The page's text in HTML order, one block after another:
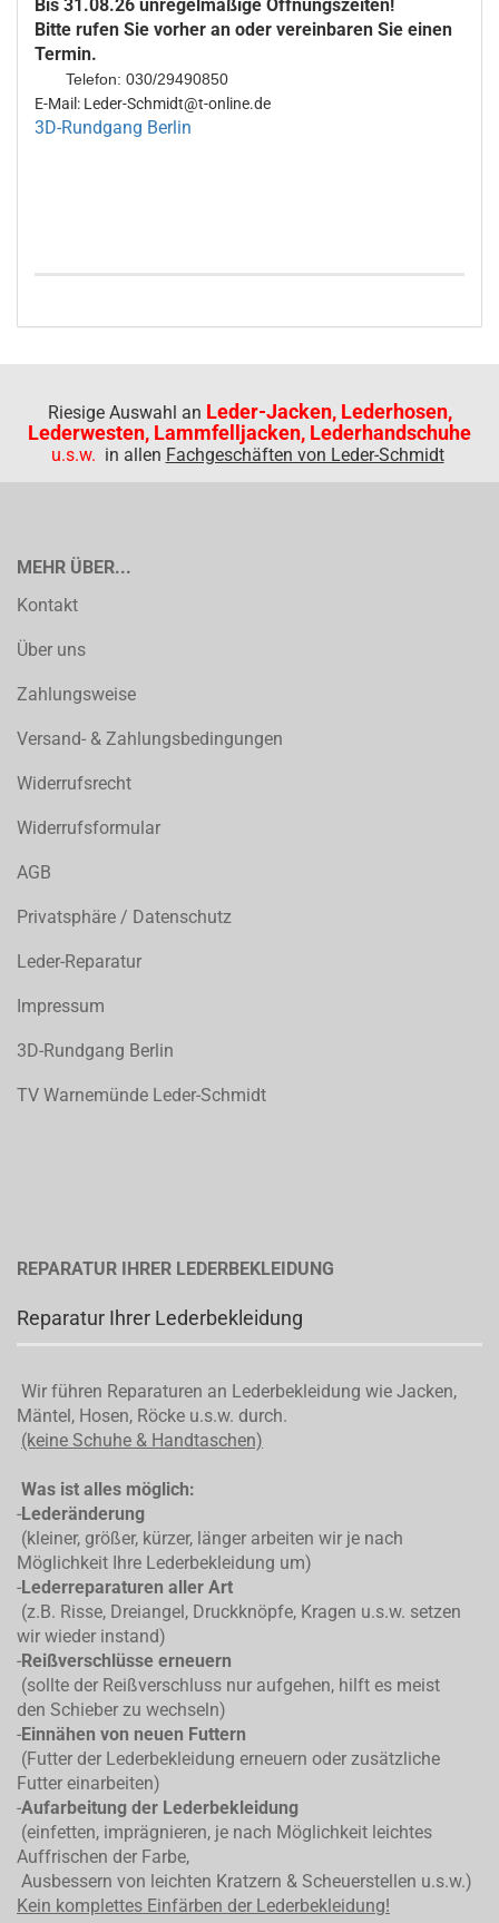
Bis 31.08.26 unregelmäßige Öffnungszeiten!
Bitte rufen Sie vorher an oder vereinbaren Sie einen
Termin.
Telefon: 030/29490850
E-Mail: Leder-Schmidt@t-online.de
3D-Rundgang Berlin
Riesige Auswahl an Leder-Jacken, Lederhosen,
Lederwesten, Lammfelljacken, Lederhandschuhe
u.s.w. in allen Fachgeschäften von Leder-Schmidt
MEHR ÜBER...
Kontakt
Über uns
Zahlungsweise
Versand- & Zahlungsbedingungen
Widerrufsrecht
Widerrufsformular
AGB
Privatsphäre / Datenschutz
Leder-Reparatur
Impressum
3D-Rundgang Berlin
TV Warnemünde Leder-Schmidt
REPARATUR IHRER LEDERBEKLEIDUNG
Reparatur Ihrer Lederbekleidung
Wir führen Reparaturen an Lederbekleidung wie Jacken,
Mäntel, Hosen, Röcke u.s.w. durch.
(keine Schuhe & Handtaschen)
Was ist alles möglich:
-Lederänderung
(kleiner, größer, kürzer, länger arbeiten wir je nach
Möglichkeit Ihre Lederbekleidung um)
-Lederreparaturen aller Art
(z.B. Risse, Dreiangel, Druckknöpfe, Kragen u.s.w. setzen
wir wieder instand)
-Reißverschlüsse erneuern
(sollte der Reißverschluss nur aufgehen, hilft es meist
den Schieber zu wechseln)
-Einnähen von neuen Futtern
(Futter der Lederbekleidung erneuern oder zusätzliche
Futter einarbeiten)
-Aufarbeitung der Lederbekleidung
(einfetten, imprägnieren, je nach Möglichkeit leichtes
Auffrischen der Farbe,
Ausbessern von leichten Kratzern & Scheuerstellen u.s.w.)
Kein komplettes Einfärben der Lederbekleidung!